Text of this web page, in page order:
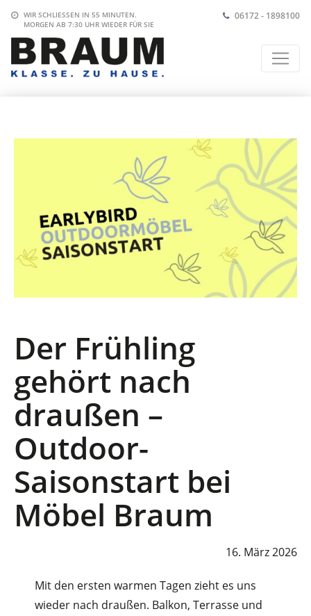
WIR SCHLIESSEN IN 55 MINUTEN.
MORGEN AB 7:30 UHR WIEDER FÜR SIE
06172 - 1898100
Der Frühling
gehört nach
draußen –
Outdoor-
Saisonstart bei
Möbel Braum
16. März 2026
Mit den ersten warmen Tagen zieht es uns
wieder nach draußen. Balkon, Terrasse und